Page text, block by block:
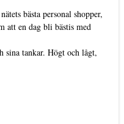
bästa personal shopper,
att en dag bli bästis med
tankar. Högt och lågt,